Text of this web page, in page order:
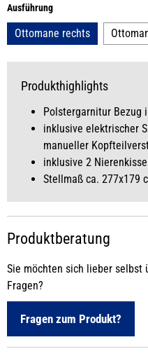
Produkthighlights
Polstergarnitur Bezug
inklusive elektrischer
manueller
inklusive 2
Stellmaß ca. 277x179
Ausführungauswählen
Ottomane rechts
Produktberatung
Sie möchten sich lieber selbst
Fragen?
Fragen zum Produkt?